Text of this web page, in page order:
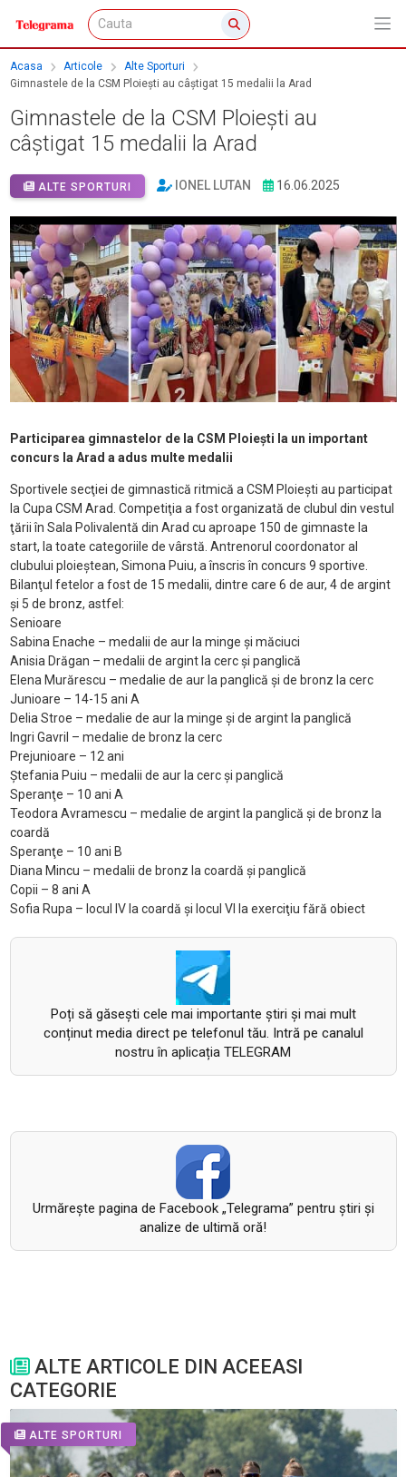
Acasa Articole
Alte Sporturi
Gimnastele de la CSM Ploiești au câștigat 15 medalii la Arad
Gimnastele de la CSM Ploiești au
câștigat 15 medalii la Arad
ALTE SPORTURI IONEL LUTAN 16.06.2025
Participarea gimnastelor de la CSM Ploiești la un important
concurs la Arad a adus multe medalii
Sportivele secţiei de gimnastică ritmică a CSM Ploieşti au participat
la Cupa CSM Arad. Competiţia a fost organizată de clubul din vestul
ţării în Sala Polivalentă din Arad cu aproape 150 de gimnaste la
start, la toate categoriile de vârstă. Antrenorul coordonator al
clubului ploieștean, Simona Puiu, a înscris în concurs 9 sportive.
Bilanţul fetelor a fost de 15 medalii, dintre care 6 de aur, 4 de argint
şi 5 de bronz, astfel:
Senioare
Sabina Enache – medalii de aur la minge şi măciuci
Anisia Drăgan – medalii de argint la cerc şi panglică
Elena Murărescu – medalie de aur la panglică şi de bronz la cerc
Junioare – 14-15 ani A
Delia Stroe – medalie de aur la minge şi de argint la panglică
Ingri Gavril – medalie de bronz la cerc
Prejunioare – 12 ani
Ştefania Puiu – medalii de aur la cerc şi panglică
Speranţe – 10 ani A
Teodora Avramescu – medalie de argint la panglică şi de bronz la
coardă
Speranţe – 10 ani B
Diana Mincu – medalii de bronz la coardă şi panglică
Copii – 8 ani A
Sofia Rupa – locul IV la coardă şi locul VI la exerciţiu fără obiect
Poți să găsești cele mai importante știri și mai mult
conținut media direct pe telefonul tău. Intră pe canalul
nostru în aplicația TELEGRAM
Urmăreşte pagina de Facebook „Telegrama” pentru ştiri şi
analize de ultimă oră!
ALTE ARTICOLE DIN ACEEASI
CATEGORIE
ALTE SPORTURI